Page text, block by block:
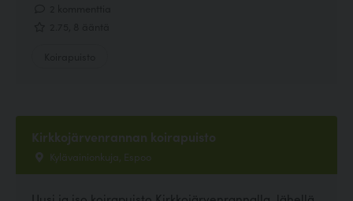
Kirkkojärvenrannan koirapuisto
Kylävainionkuja, Espoo